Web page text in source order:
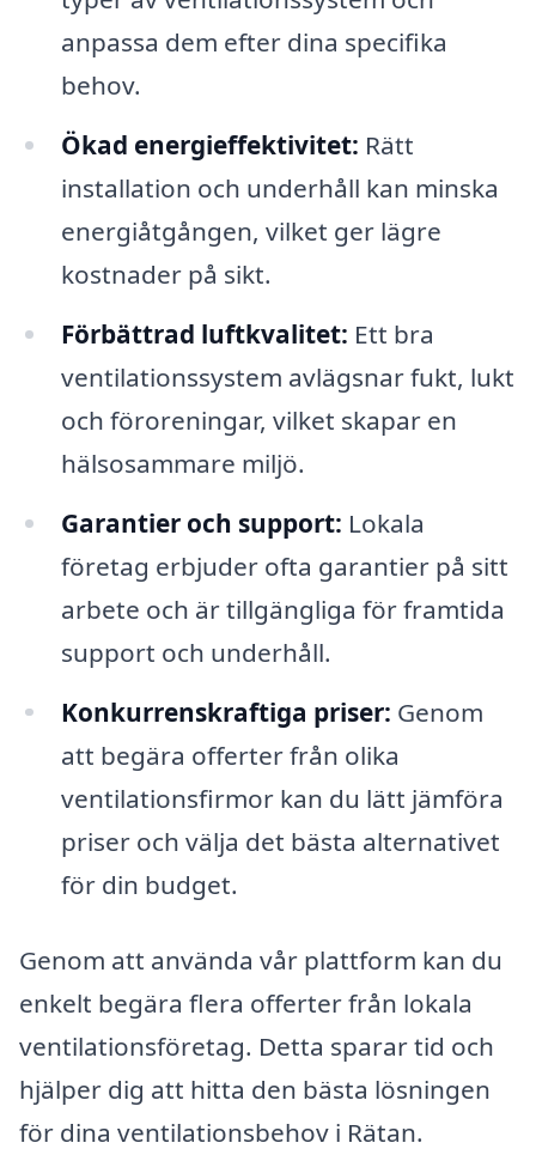
anpassa dem efter dina specifika
behov.
Ökad energieffektivitet: Rätt
installation och underhåll kan minska
energiåtgången, vilket ger lägre
kostnader på sikt.
Förbättrad luftkvalitet: Ett bra
ventilationssystem avlägsnar fukt, lukt
och föroreningar, vilket skapar en
hälsosammare miljö.
Garantier och support: Lokala
företag erbjuder ofta garantier på sitt
arbete och är tillgängliga för framtida
support och underhåll.
Konkurrenskraftiga priser: Genom
att begära offerter från olika
ventilationsfirmor kan du lätt jämföra
priser och välja det bästa alternativet
för din budget.
Genom att använda vår plattform kan du
enkelt begära flera offerter från lokala
ventilationsföretag. Detta sparar tid och
hjälper dig att hitta den bästa lösningen
för dina ventilationsbehov i Rätan.